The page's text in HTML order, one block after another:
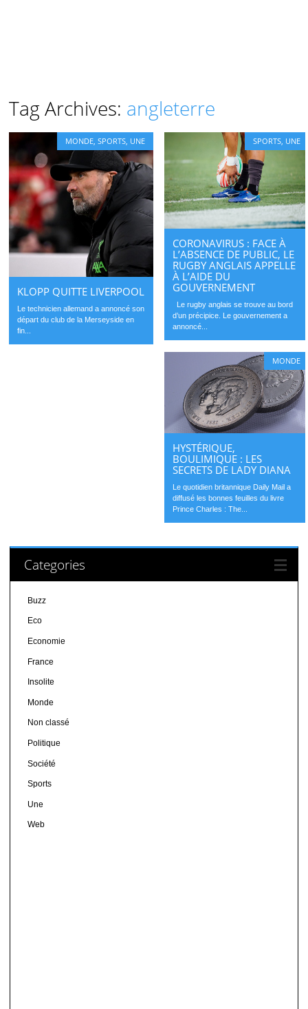
Tag Archives: angleterre
MONDE ,SPORTS UNE
KLOPP QUITTE LIVERPOOL
Le technicien allemand a annoncé son
départ du club de la Merseyside en
fin...
SPORTS UNE
CORONAVIRUS : FACE À
L’ABSENCE DE PUBLIC, LE
RUGBY ANGLAIS APPELLE
À L’AIDE DU
GOUVERNEMENT
Le rugby anglais se trouve au bord
d’un précipice. Le gouvernement a
annoncé...
MONDE
HYSTÉRIQUE,
BOULIMIQUE : LES
SECRETS DE LADY DIANA
Le quotidien britannique Daily Mail a
diffusé les bonnes feuilles du livre
Prince Charles : The...
Categories
Buzz
Eco
Economie
France
Insolite
Monde
Non classé
Politique
Société
Sports
Une
Web